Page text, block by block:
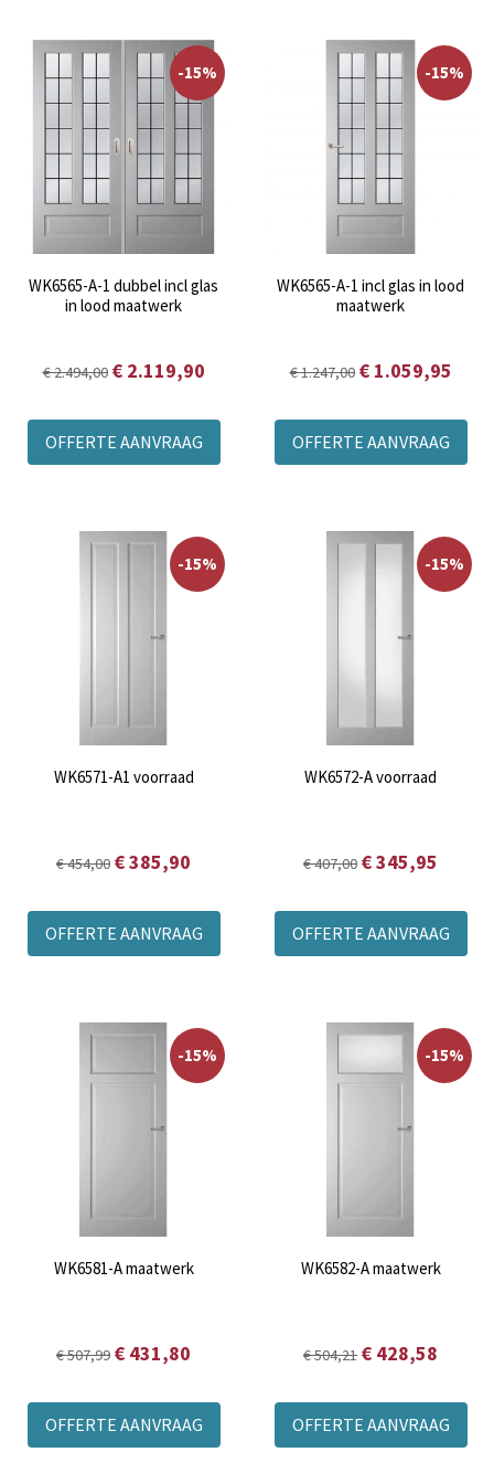
eenvoudige modellen met een enkel paneel tot modellen
met roedeverdeling.
Wilt u informatie over de verschillende
Weekamp
profileringen?
Kijk dan hier verder
-15%
WK6565-A-1 dubbel incl glas
in lood maatwerk
€ 2.494,00 € 2.119,90
OFFERTE AANVRAAG
-15%
WK6565-A-1 incl glas in lood
maatwerk
€ 1.247,00 € 1.059,95
OFFERTE AANVRAAG
-15%
WK6571-A1 voorraad
€ 454,00 € 385,90
OFFERTE AANVRAAG
-15%
WK6572-A voorraad
€ 407,00 € 345,95
OFFERTE AANVRAAG
-15%
WK6581-A maatwerk
€ 507,99 € 431,80
OFFERTE AANVRAAG
-15%
WK6582-A maatwerk
€ 504,21 € 428,58
OFFERTE AANVRAAG